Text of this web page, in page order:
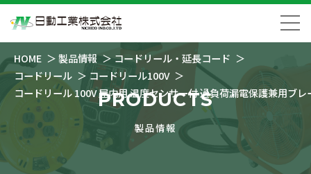
HOME 製品情報
コードリール・延長コード
コードリール
コードリール100V
コードリール 100V 屋内用 温度センサー付 過負荷漏電保護兼用ブ
PRODUCTS
製品情報